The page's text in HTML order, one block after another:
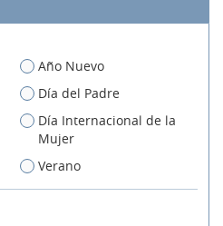
Año Nuevo
Día del Padre
Día Internacional de la
Mujer
Verano